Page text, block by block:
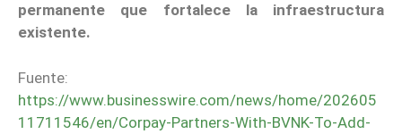
permanente que fortalece la infraestructura
existente.
Fuente:
https://www.businesswire.com/news/home/202605
11711546/en/Corpay-Partners-With-BVNK-To-Add-